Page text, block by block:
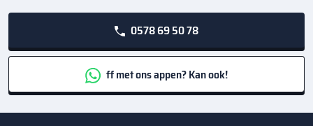
0578 69 50 78
ff met ons appen? Kan ook!